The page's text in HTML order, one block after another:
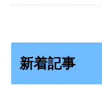
新着記事